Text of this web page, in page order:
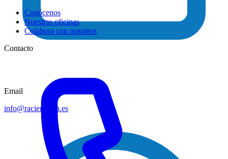
Email
info@racienergia.es
Conócenos
Nuestras oficinas
Colabora con nosotros
Contacto